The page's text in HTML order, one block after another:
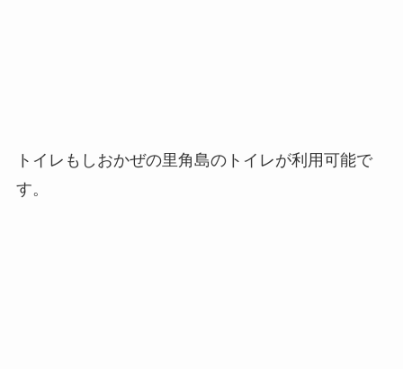
トイレもしおかぜの里角島のトイレが利用可能で
す。